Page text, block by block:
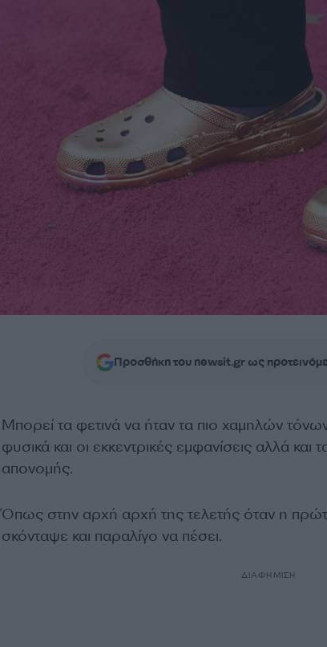
Προσθήκη του newsit.gr ως
Μπορεί τα φετινά να ήταν τα πιο χαμηλών
φυσικά και οι εκκεντρικές εμφανίσεις αλλά
απονομής.
Όπως στην αρχή αρχή της τελετής όταν η
σκόνταψε και παραλίγο να πέσει.
ΔΙΑΦΗΜΙΣΗ